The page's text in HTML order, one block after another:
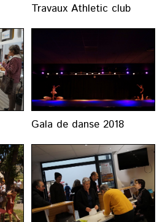
Travaux Athletic club
Gala de danse 2018